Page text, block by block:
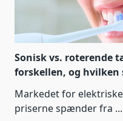
Sonisk vs. roterende
forskellen, og hvilken
Markedet for
priserne spænder fra ...